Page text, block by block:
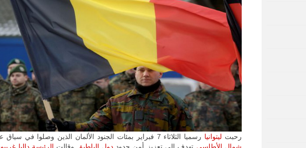
ليبيا | إنطلاق
تدريبات
فلينتلوك
2026 الدولية
من 30 دولة
بمدينة سرت
الليبية.
في خطوة
تُوصف بأنها
اختبار عملي
جديد لإمكانية
تقريب
رحبت ليتوانيا رسميا الثلاثاء 7 فبراير بمئات الجنود الألمان الذين وصلوا في سياق عملية ل